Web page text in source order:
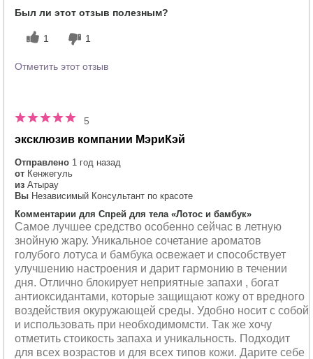
Был ли этот отзыв полезным?
1 1
Отметить этот отзыв
5
эксклюзив компании МэриКэй
Отправлено 1 год назад
от Кенжегуль
из Атырау
Вы Независимый Консультант по красоте
Комментарии для Спрей для тела «Лотос и бамбук»
Самое лучшее средство особенно сейчас в летную
знойную жару. Уникальное сочетание ароматов
голубого лотуса и бамбука освежает и способствует
улучшению настроения и дарит гармонию в течении
дня. Отлично блокирует неприятные запахи , богат
антиоксидантами, которые защищают кожу от вредного
воздействия окуружающей среды. Удобно носит с собой
и использовать при необходимомсти. Так же хочу
отметить стоикость запаха и уникальность. Подходит
для всех возрастов и для всех типов кожи. Дарите себе